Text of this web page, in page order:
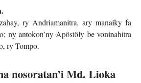
ry Andriamanitra, ary manaiky fa
ny antokon’ny Apôstôly be voninahitra
ry Tompo.
nosoratan’i Md. Lioka